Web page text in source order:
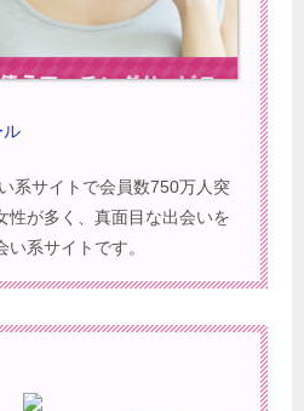
ル
系サイトで会員数750万人突
性が多く、真面目な出会いを
系サイトです。